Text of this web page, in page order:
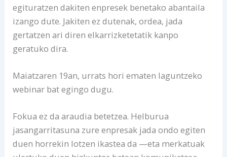
egituratzen dakiten enpresek benetako abantaila
izango dute. Jakiten ez dutenak, ordea, jada
gertatzen ari diren elkarrizketetatik kanpo
geratuko dira.
Maiatzaren 19an, urrats hori ematen laguntzeko
webinar bat egingo dugu.
Fokua ez da araudia betetzea. Helburua
jasangarritasuna zure enpresak jada ondo egiten
duen horrekin lotzen ikastea da —eta merkatuak